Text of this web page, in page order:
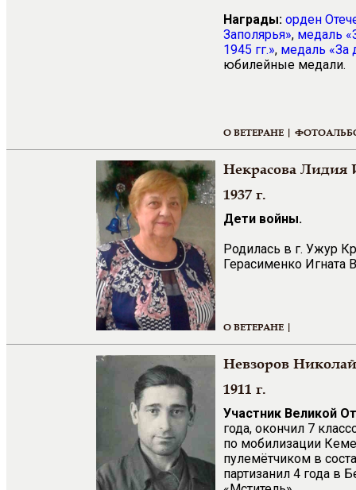
Награды: орден
Заполярья», медаль
1945 гг.», медаль «За
юбилейные медали.
О ВЕТЕРАНЕ |
Некрасова Лидия
1937 г.
Дети войны.
Родилась в г. Ужур
Герасименко Игната
О ВЕТЕРАНЕ |
Невзоров
1911 г.
Участник Великой
года, окончил 7
по мобилизации
пулемётчиком в
партизанил 4 года в